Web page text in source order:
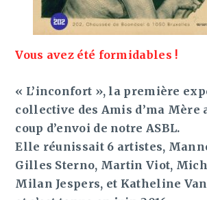
Vous avez été formidables !
« L’inconfort », la première
collective des Amis d’ma Mère
coup d’envoi de notre ASBL.
Elle réunissait 6 artistes,
Gilles Sterno, Martin Viot,
Milan Jespers, et Katheline